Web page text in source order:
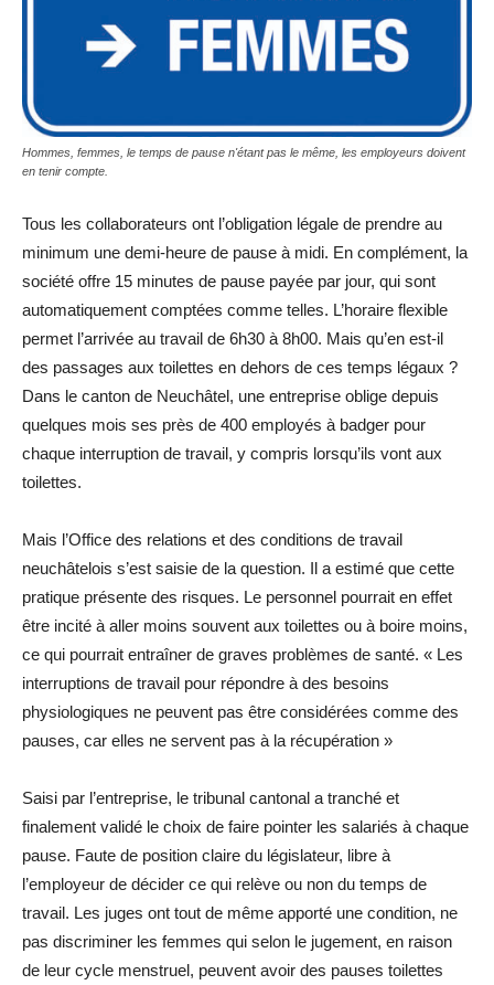
Hommes, femmes, le temps de pause n'étant pas le même, les employeurs doivent
en tenir compte.
Tous les collaborateurs ont l’obligation légale de prendre au
minimum une demi-heure de pause à midi. En complément, la
société offre 15 minutes de pause payée par jour, qui sont
automatiquement comptées comme telles. L’horaire flexible
permet l’arrivée au travail de 6h30 à 8h00. Mais qu’en est-il
des passages aux toilettes en dehors de ces temps légaux ?
Dans le canton de Neuchâtel, une entreprise oblige depuis
quelques mois ses près de 400 employés à badger pour
chaque interruption de travail, y compris lorsqu’ils vont aux
toilettes.
Mais l’Office des relations et des conditions de travail
neuchâtelois s’est saisie de la question. Il a estimé que cette
pratique présente des risques. Le personnel pourrait en effet
être incité à aller moins souvent aux toilettes ou à boire moins,
ce qui pourrait entraîner de graves problèmes de santé. « Les
interruptions de travail pour répondre à des besoins
physiologiques ne peuvent pas être considérées comme des
pauses, car elles ne servent pas à la récupération »
Saisi par l’entreprise, le tribunal cantonal a tranché et
finalement validé le choix de faire pointer les salariés à chaque
pause. Faute de position claire du législateur, libre à
l’employeur de décider ce qui relève ou non du temps de
travail. Les juges ont tout de même apporté une condition, ne
pas discriminer les femmes qui selon le jugement, en raison
de leur cycle menstruel, peuvent avoir des pauses toilettes